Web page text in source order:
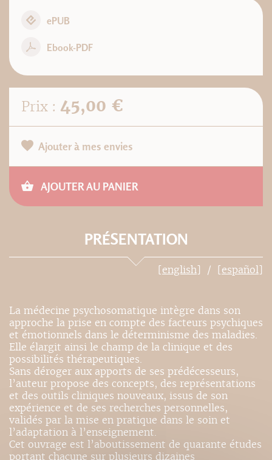
ePUB
Ebook-PDF
Prix : 45,00 €
Ajouter à mes envies
AJOUTER AU PANIER
PRÉSENTATION
[english] [español]
La médecine psychosomatique intègre dans son
approche la prise en compte des facteurs psychiques
et émotionnels dans le déterminisme des maladies.
Elle élargit ainsi le champ de la clinique et des
possibilités thérapeutiques.
Sans déroger aux apports de ses prédécesseurs,
l’auteur propose des concepts, des représentations
et des outils cliniques nouveaux, issus de son
expérience et de ses recherches personnelles,
validés par la mise en pratique dans le soin et
l’adaptation à l’enseignement.
Cet ouvrage est l’aboutissement de quarante études
portant chacune sur plusieurs dizaines